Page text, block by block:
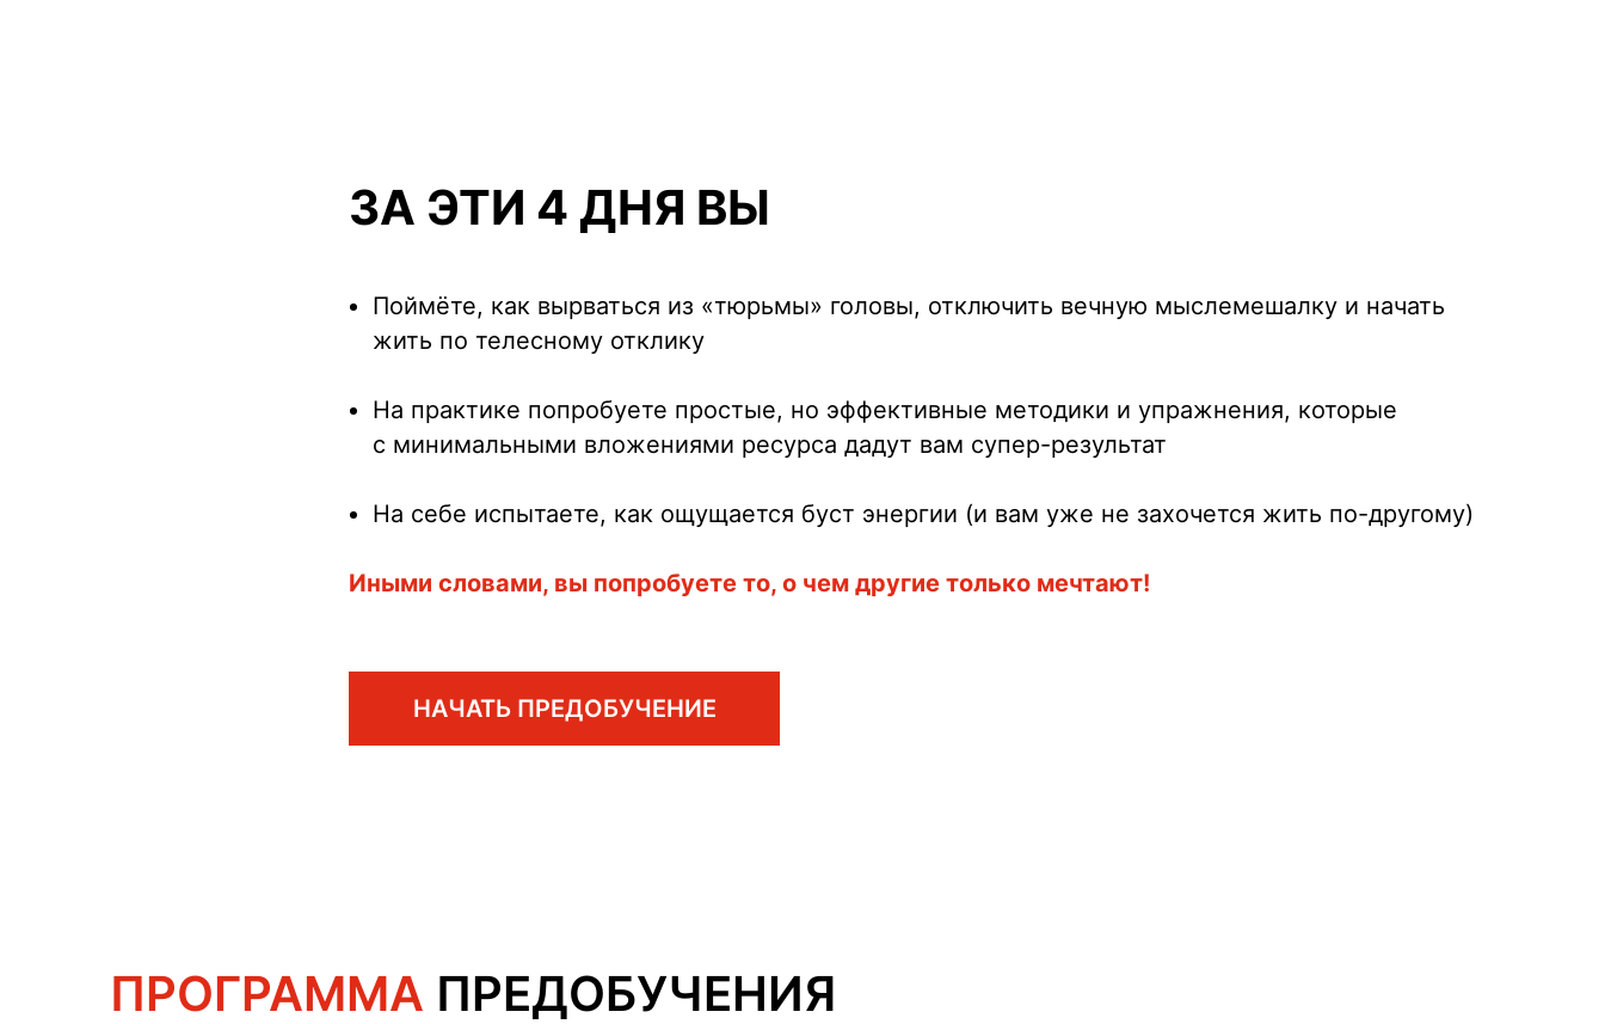
ЗА ЭТИ 4 ДНЯ ВЫ
Поймёте, как вырваться из «тюрьмы» головы, отключить вечную мыслемешалку и начать
жить по телесному отклику
На практике попробуете простые, но эффективные методики и упражнения, которые
с минимальными вложениями ресурса дадут вам супер-результат
На себе испытаете, как ощущается буст энергии (и вам уже не захочется жить по-другому)
Иными словами, вы попробуете то, о чем другие только мечтают!
НАЧАТЬ ПРЕДОБУЧЕНИЕ
ПРОГРАММА ПРЕДОБУЧЕНИЯ